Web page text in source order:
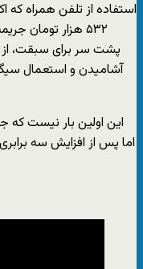
۵۳۲ هزار تومان
این اولین بار نیست که
اما پس از افزایش سه